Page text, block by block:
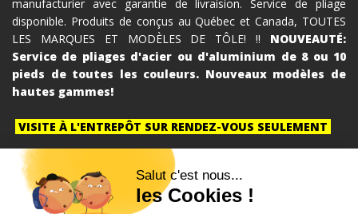
manufacturier avec garantie de livraision. Service de pliage
disponible. Produits de conçus au Québec et Canada, TOUTES
LES MARQUES ET MODÈLES DE TÔLE! !! NOUVEAUTÉ:
Service de pliages d'acier ou d'aluminium de 8 ou 10
pieds de toutes les couleurs. Nouveaux modèles de
hautes gammes!
VISITE À L'ENTREPÔT SUR RENDEZ-VOUS SEULEMENT